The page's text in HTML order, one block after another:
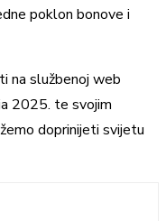
poklon bonove i
na službenoj web
2025. te svojim
doprinijeti svijetu